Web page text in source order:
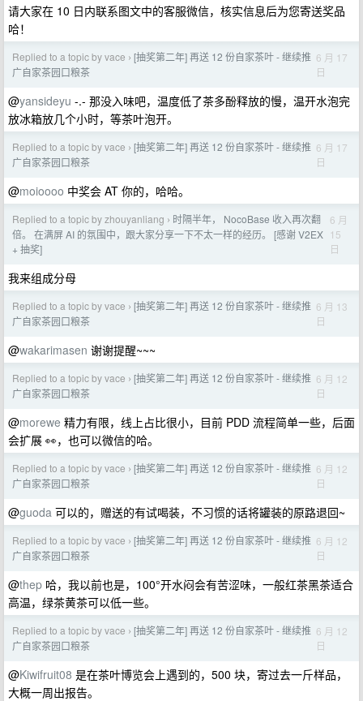
请大家在 10 日内联系图文中的客服微信，核实信息后为您寄送奖品
哈！
Replied to a topic by vace › [抽奖第二年] 再送 12 份自家茶叶 - 继续推
广自家茶园口粮茶
6 月 17
日
@yansideyu -.- 那没入味吧，温度低了茶多酚释放的慢，温开水泡完
放冰箱放几个小时，等茶叶泡开。
Replied to a topic by vace › [抽奖第二年] 再送 12 份自家茶叶 - 继续推
广自家茶园口粮茶
6 月 17
日
@moioooo 中奖会 AT 你的，哈哈。
Replied to a topic by zhouyanliang › 时隔半年， NocoBase 收入再次翻
倍。 在满屏 AI 的氛围中，跟大家分享一下不太一样的经历。 [感谢 V2EX
+ 抽奖]
6 月
15
日
我来组成分母
Replied to a topic by vace › [抽奖第二年] 再送 12 份自家茶叶 - 继续推
广自家茶园口粮茶
6 月 13
日
@wakarimasen 谢谢提醒~~~
Replied to a topic by vace › [抽奖第二年] 再送 12 份自家茶叶 - 继续推
广自家茶园口粮茶
6 月 12
日
@morewe 精力有限，线上占比很小，目前 PDD 流程简单一些，后面
会扩展 👀，也可以微信的哈。
Replied to a topic by vace › [抽奖第二年] 再送 12 份自家茶叶 - 继续推
广自家茶园口粮茶
6 月 12
日
@guoda 可以的，赠送的有试喝装，不习惯的话将罐装的原路退回~
Replied to a topic by vace › [抽奖第二年] 再送 12 份自家茶叶 - 继续推
广自家茶园口粮茶
6 月 12
日
@thep 哈，我以前也是，100°开水闷会有苦涩味，一般红茶黑茶适合
高温，绿茶黄茶可以低一些。
Replied to a topic by vace › [抽奖第二年] 再送 12 份自家茶叶 - 继续推
广自家茶园口粮茶
6 月 12
日
@Kiwifruit08 是在茶叶博览会上遇到的，500 块，寄过去一斤样品，
大概一周出报告。